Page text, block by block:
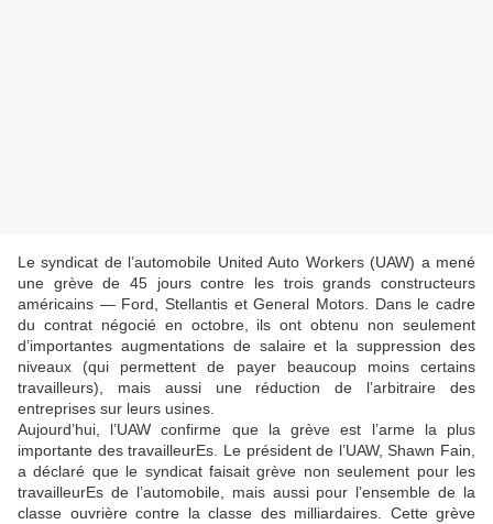
Le syndicat de l’automobile United Auto Workers (UAW) a mené
une grève de 45 jours contre les trois grands constructeurs
américains — Ford, Stellantis et General Motors. Dans le cadre
du contrat négocié en octobre, ils ont obtenu non seulement
d’importantes augmentations de salaire et la suppression des
niveaux (qui permettent de payer beaucoup moins certains
travailleurs), mais aussi une réduction de l’arbitraire des
entreprises sur leurs usines.
Aujourd’hui, l’UAW confirme que la grève est l’arme la plus
importante des travailleurEs. Le président de l’UAW, Shawn Fain,
a déclaré que le syndicat faisait grève non seulement pour les
travailleurEs de l’automobile, mais aussi pour l’ensemble de la
classe ouvrière contre la classe des milliardaires. Cette grève